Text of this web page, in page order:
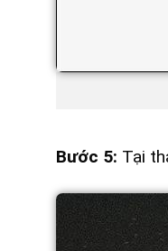
Bước 5: Tại